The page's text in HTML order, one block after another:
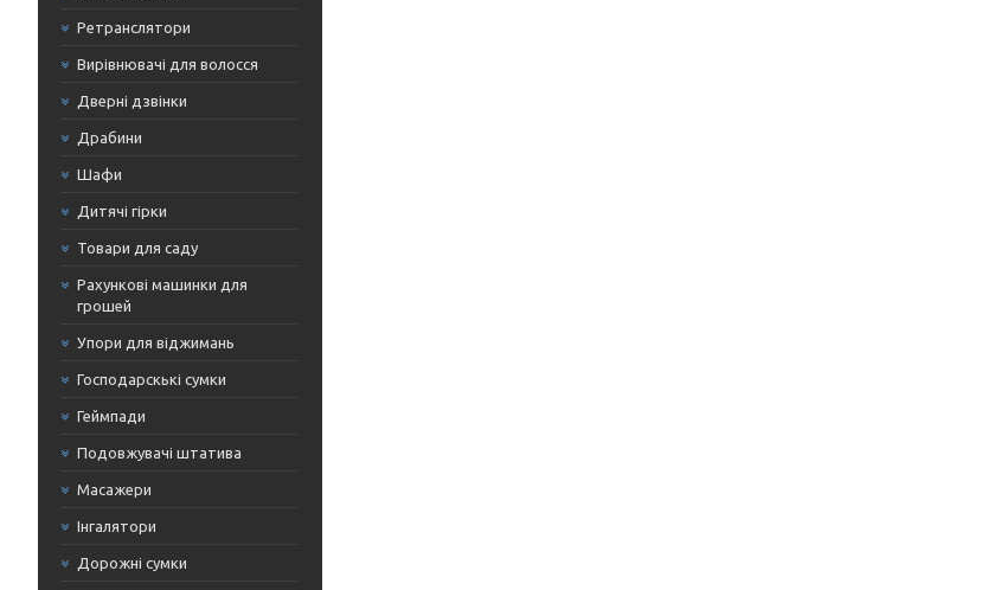
Ретранслятори
Вирівнювачі для волосся
Дверні дзвінки
Драбини
Шафи
Дитячі гірки
Товари для саду
Рахункові машинки для
грошей
Упори для віджимань
Господарскькі сумки
Геймпади
Подовжувачі штатива
Масажери
Інгалятори
Дорожні сумки